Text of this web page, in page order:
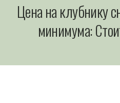
Цена на клубнику
минимума: